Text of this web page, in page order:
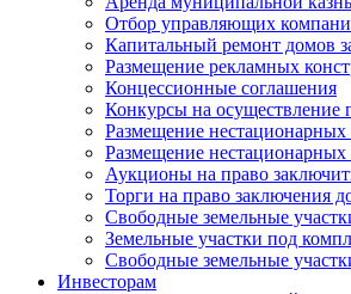
Отбор управляющих
Капитальный ремонт домов
Размещение рекламных
Концессионные соглашения
Конкурсы на
Размещение нестационарных
Размещение нестационарных
Аукционы на право
Торги на право заключения
Свободные земельные
Земельные участки под
Свободные земельные
Инвесторам